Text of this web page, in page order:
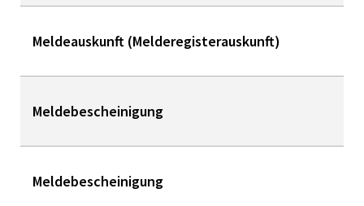
Meldeauskunft (Melderegisterauskunft)
Meldebescheinigung
Meldebescheinigung